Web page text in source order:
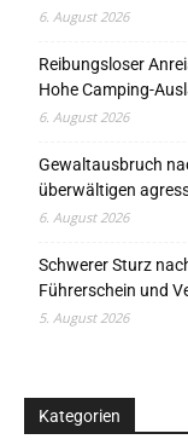
6. August 2026
Reibungsloser
Hohe Camping-
6. August 2026
Gewaltausbruch
überwältigen
6. August 2026
Schwerer Sturz
Führerschein und
5. August 2026
Kategorien